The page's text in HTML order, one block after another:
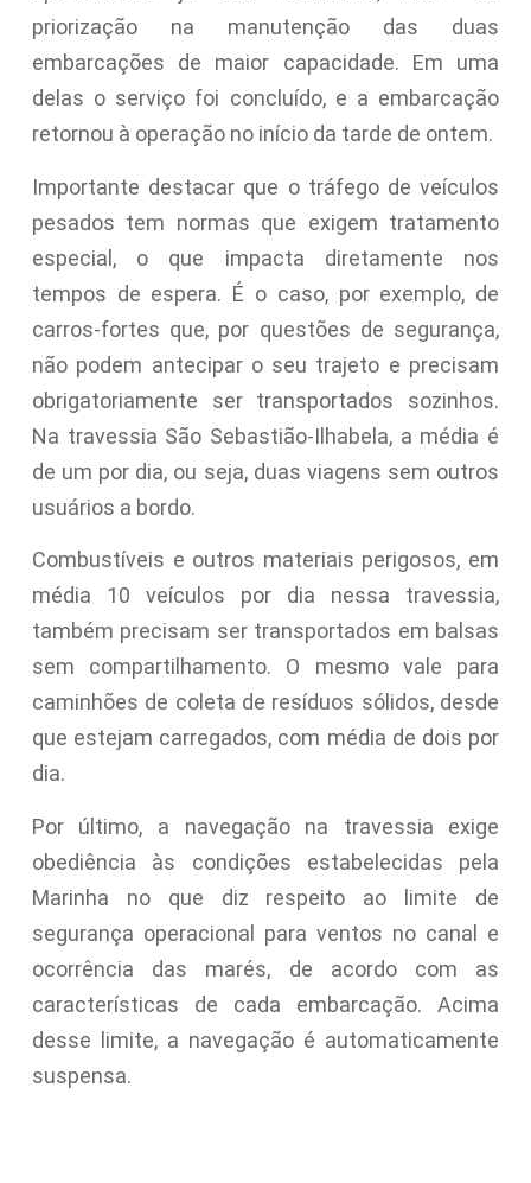
priorização na manutenção das duas
embarcações de maior capacidade. Em uma
delas o serviço foi concluído, e a embarcação
retornou à operação no início da tarde de ontem.
Importante destacar que o tráfego de veículos
pesados tem normas que exigem tratamento
especial, o que impacta diretamente nos
tempos de espera. É o caso, por exemplo, de
carros-fortes que, por questões de segurança,
não podem antecipar o seu trajeto e precisam
obrigatoriamente ser transportados sozinhos.
Na travessia São Sebastião-Ilhabela, a média é
de um por dia, ou seja, duas viagens sem outros
usuários a bordo.
Combustíveis e outros materiais perigosos, em
média 10 veículos por dia nessa travessia,
também precisam ser transportados em balsas
sem compartilhamento. O mesmo vale para
caminhões de coleta de resíduos sólidos, desde
que estejam carregados, com média de dois por
dia.
Por último, a navegação na travessia exige
obediência às condições estabelecidas pela
Marinha no que diz respeito ao limite de
segurança operacional para ventos no canal e
ocorrência das marés, de acordo com as
características de cada embarcação. Acima
desse limite, a navegação é automaticamente
suspensa.